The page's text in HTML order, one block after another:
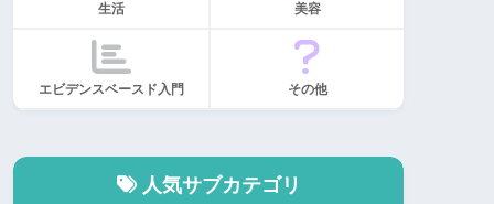
生活 美容
エビデンスベースド入門 その他
人気サブカテゴリ